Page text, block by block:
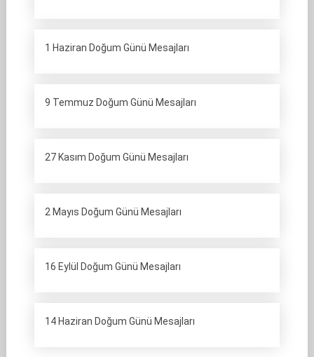
1 Haziran Doğum Günü Mesajları
9 Temmuz Doğum Günü Mesajları
27 Kasım Doğum Günü Mesajları
2 Mayıs Doğum Günü Mesajları
16 Eylül Doğum Günü Mesajları
14 Haziran Doğum Günü Mesajları